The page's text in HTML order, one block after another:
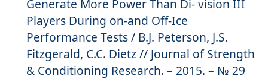
Generate More Power Than Di- vision III
Players During on-and Off-Ice
Performance Tests / B.J. Peterson, J.S.
Fitzgerald, C.C. Dietz // Journal of Strength
& Conditioning Research. – 2015. – № 29